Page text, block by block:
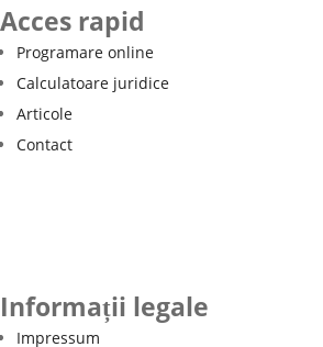
Acces rapid
Programare online
Calculatoare juridice
Articole
Contact
Informații legale
Impressum